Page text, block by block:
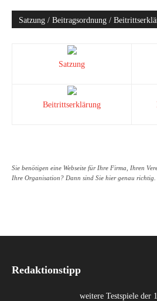
Satzung / Beitragsordnung /
Satzung
Beitrittserklärung
Sie benötigen eine Webseite für Ihre Firma, Ihren
Ihre Organisation? Dann sind Sie hier genau richtig.
Redaktionstipp
weitere Testspiele der